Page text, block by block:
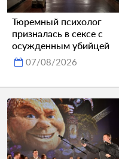
Тюремный психолог
призналась в сексе с
осужденным убийцей
07/08/2026